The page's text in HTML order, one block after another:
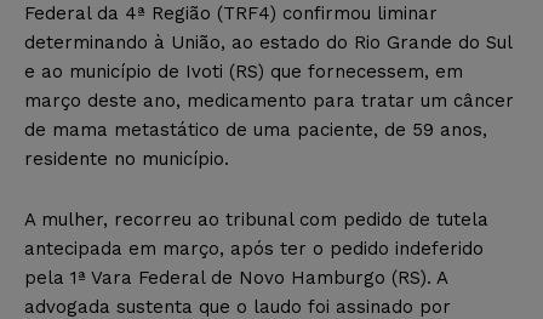
Federal da 4ª Região (TRF4) confirmou liminar
determinando à União, ao estado do Rio Grande do Sul
e ao município de Ivoti (RS) que fornecessem, em
março deste ano, medicamento para tratar um câncer
de mama metastático de uma paciente, de 59 anos,
residente no município.
A mulher, recorreu ao tribunal com pedido de tutela
antecipada em março, após ter o pedido indeferido
pela 1ª Vara Federal de Novo Hamburgo (RS). A
advogada sustenta que o laudo foi assinado por